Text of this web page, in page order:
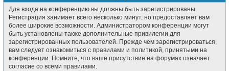
Для входа на конференцию вы должны быть зарегистрированы.
Регистрация занимает всего несколько минут, но предоставляет вам
более широкие возможности. Администратором конференции могут
быть установлены также дополнительные привилегии для
зарегистрированных пользователей. Прежде чем зарегистрироваться,
вам следует ознакомиться с правилами и политикой, принятыми на
конференции. Помните, что ваше присутствие на форумах означает
согласие со всеми правилами.